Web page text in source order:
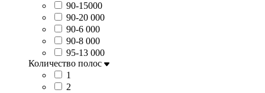
90-15000
90-20 000
90-6 000
90-8 000
95-13 000
Количество полос
1
2